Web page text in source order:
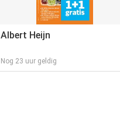
Albert Heijn
Nog 23 uur geldig